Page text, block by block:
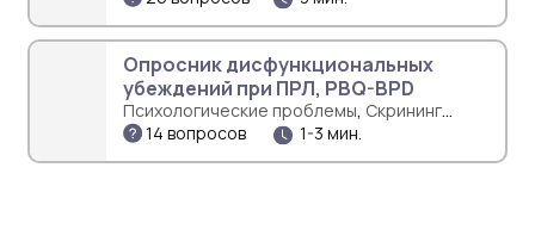
Опросник дисфункциональных
убеждений при ПРЛ, PBQ-BPD
Психологические проблемы, Скрининг
психических расстройств
14 вопросов 1-3 мин.